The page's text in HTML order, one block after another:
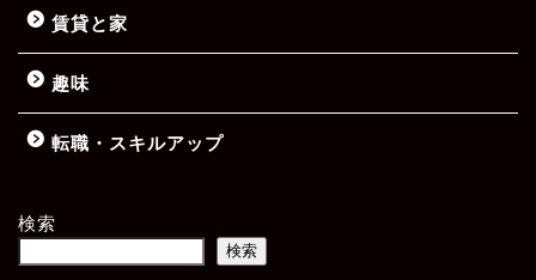
賃貸と家
趣味
転職・スキルアップ
検索
検索